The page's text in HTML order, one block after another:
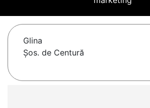
Glina
Șos. de Centură